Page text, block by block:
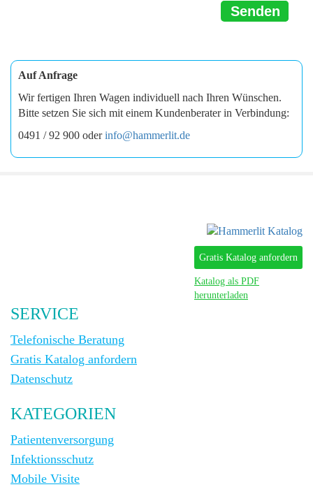
Senden
Auf Anfrage
Wir fertigen Ihren Wagen individuell nach Ihren Wünschen.
Bitte setzen Sie sich mit einem Kundenberater in Verbindung:
0491 / 92 900 oderinfo@hammerlit.de
Gratis Katalog anfordern
Katalog als PDF
herunterladen
SERVICE
Telefonische Beratung
Gratis Katalog anfordern
Datenschutz
KATEGORIEN
Patientenversorgung
Infektionsschutz
Mobile Visite